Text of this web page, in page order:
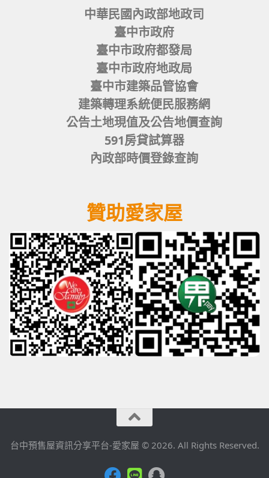
中華民國內政部地政司
臺中市政府
臺中市政府都發局
臺中市政府地政局
臺中市建築品管協會
建築轉理系統便民服務網
公告土地現值及公告地價查詢
591房貸試算器
內政部時價登錄查詢
贊助愛家屋
台中預售屋資訊分享平台-愛家屋 © 2026. All Rights Reserved.